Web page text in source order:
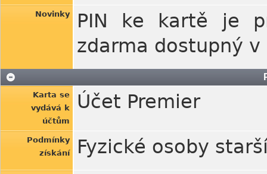
Novinky
PIN ke kartě je
zdarma dostupný
Karta se
vydává k
účtům
Účet Premier
Podmínky
získání
Fyzické osoby